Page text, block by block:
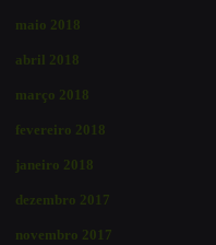
maio 2018
abril 2018
março 2018
fevereiro 2018
janeiro 2018
dezembro 2017
novembro 2017